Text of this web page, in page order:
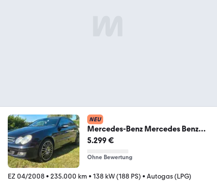
NEU
Mercedes-Benz Mercedes Benz
CLK 200 Kompressor Elegance ...
5.299 €
Ohne Bewertung
EZ 04/2008• 235.000 km • 138 kW (188 PS) • Autogas (LPG)